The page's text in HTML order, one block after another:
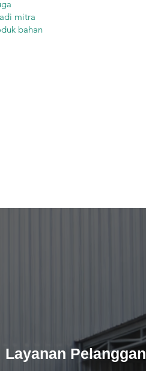
mitra
bahan
Layanan Pelanggan